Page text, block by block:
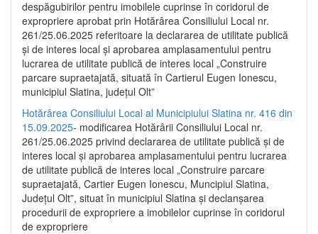
despăgubirilor pentru imobilele cuprinse în coridorul de
expropriere aprobat prin Hotărârea Consiliului Local nr.
261/25.06.2025 referitoare la declararea de utilitate publică
și de interes local și aprobarea amplasamentului pentru
lucrarea de utilitate publică de interes local „Construire
parcare supraetajată, situată în Cartierul Eugen Ionescu,
municipiul Slatina, județul Olt”
Hotărârea Consiliului Local al Municipiului Slatina nr. 416 din
15.09.2025- modificarea Hotărârii Consiliului Local nr.
261/25.06.2025 privind declararea de utilitate publică și de
interes local și aprobarea amplasamentului pentru lucrarea
de utilitate publică de interes local „Construire parcare
supraetajată, Cartier Eugen Ionescu, Muncipiul Slatina,
Județul Olt”, situat în municipiul Slatina și declanșarea
procedurii de expropriere a imobilelor cuprinse în coridorul
de expropriere